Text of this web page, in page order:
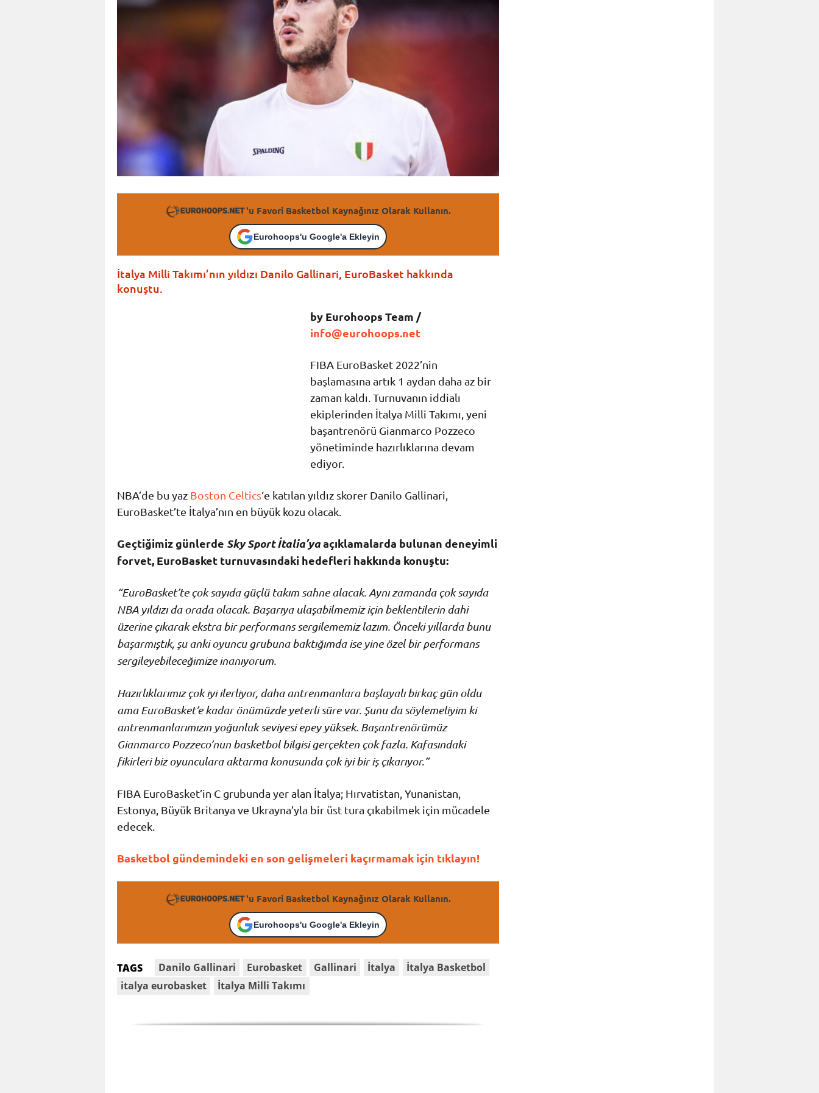
'u Favori Basketbol Kaynağınız Olarak Kullanın.
Eurohoops'u Google'a Ekleyin
İtalya Milli Takımı’nın yıldızı Danilo Gallinari, EuroBasket hakkında
konuştu.
by Eurohoops Team /
info@eurohoops.net
FIBA EuroBasket 2022’nin
başlamasına artık 1 aydan daha az bir
zaman kaldı. Turnuvanın iddialı
ekiplerinden İtalya Milli Takımı, yeni
başantrenörü Gianmarco Pozzeco
yönetiminde hazırlıklarına devam
ediyor.
NBA’de bu yaz Boston Celtics‘e katılan yıldız skorer Danilo Gallinari,
EuroBasket’te İtalya’nın en büyük kozu olacak.
Geçtiğimiz günlerde Sky Sport İtalia’yaaçıklamalarda bulunan deneyimli
forvet, EuroBasket turnuvasındaki hedefleri hakkında konuştu:
“EuroBasket’te çok sayıda güçlü takım sahne alacak. Aynı zamanda çok sayıda
NBA yıldızı da orada olacak. Başarıya ulaşabilmemiz için beklentilerin dahi
üzerine çıkarak ekstra bir performans sergilememiz lazım. Önceki yıllarda bunu
başarmıştık, şu anki oyuncu grubuna baktığımda ise yine özel bir performans
sergileyebileceğimize inanıyorum.
Hazırlıklarımız çok iyi ilerliyor, daha antrenmanlara başlayalı birkaç gün oldu
ama EuroBasket’e kadar önümüzde yeterli süre var. Şunu da söylemeliyim ki
antrenmanlarımızın yoğunluk seviyesi epey yüksek. Başantrenörümüz
Gianmarco Pozzeco’nun basketbol bilgisi gerçekten çok fazla. Kafasındaki
fikirleri biz oyunculara aktarma konusunda çok iyi bir iş çıkarıyor.”
FIBA EuroBasket’in C grubunda yer alan İtalya; Hırvatistan, Yunanistan,
Estonya, Büyük Britanya ve Ukrayna’yla bir üst tura çıkabilmek için mücadele
edecek.
Basketbol gündemindeki en son gelişmeleri kaçırmamak için tıklayın!
'u Favori Basketbol Kaynağınız Olarak Kullanın.
Eurohoops'u Google'a Ekleyin
TAGS Danilo Gallinari Eurobasket Gallinari İtalya
İtalya Basketbol
italya eurobasket
İtalya Milli Takımı